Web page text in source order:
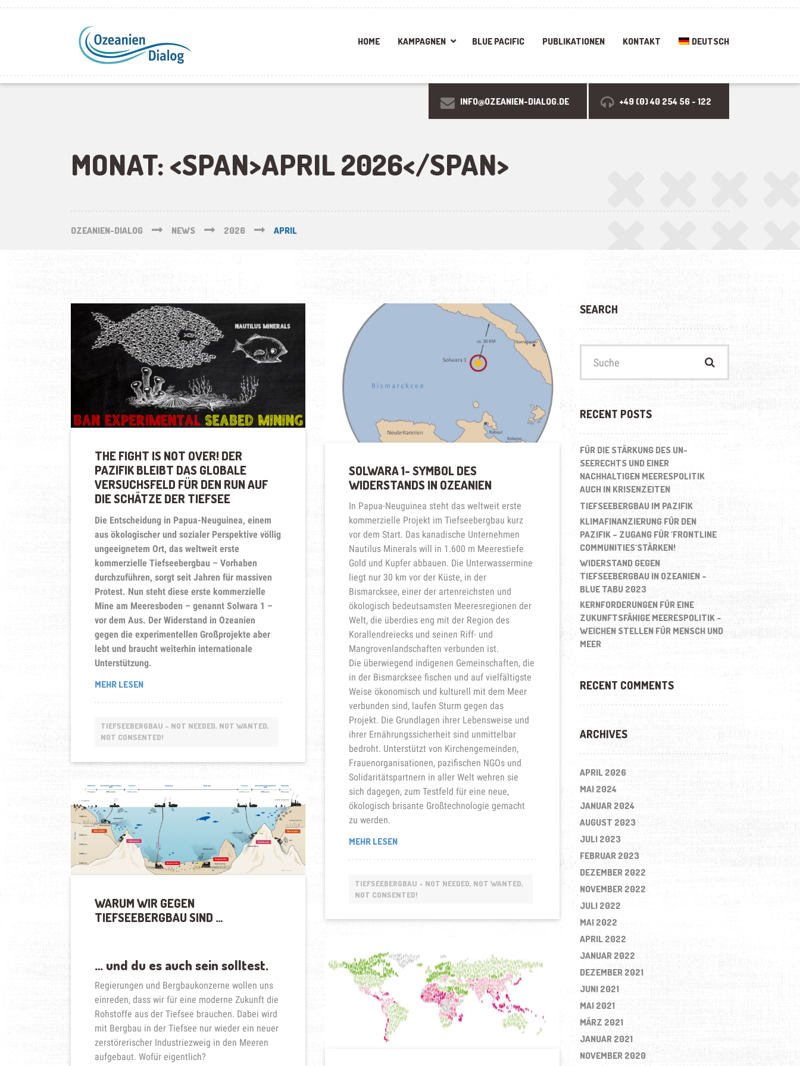
HOME KAMPAGNEN BLUE PACIFIC PUBLIKATIONEN KONTAKT DEUTSCH
INFO@OZEANIEN-DIALOG.DE +49 (0) 40 254 56 - 122
MONAT: <SPAN>APRIL 2026</SPAN>
OZEANIEN-DIALOG NEWS 2026 APRIL
THE FIGHT IS NOT OVER! DER
PAZIFIK BLEIBT DAS GLOBALE
VERSUCHSFELD FÜR DEN RUN AUF
DIE SCHÄTZE DER TIEFSEE
Die Entscheidung in Papua-Neuguinea, einem
aus ökologischer und sozialer Perspektive völlig
ungeeignetem Ort, das weltweit erste
kommerzielle Tiefseebergbau – Vorhaben
durchzuführen, sorgt seit Jahren für massiven
Protest. Nun steht diese erste kommerzielle
Mine am Meeresboden – genannt Solwara 1 –
vor dem Aus. Der Widerstand in Ozeanien
gegen die experimentellen Großprojekte aber
lebt und braucht weiterhin internationale
Unterstützung.
MEHR LESEN„THE
NOT
OVER!
PAZIFIK
BLEIBT
DAS
GLOBALE
VERSUCHSFELD
DEN
RUN
AUF
DER
TIEFSEE“
TIEFSEEBERGBAU - NOT NEEDED, NOT WANTED,
NOT CONSENTED!
SOLWARA 1- SYMBOL DES
WIDERSTANDS IN OZEANIEN
In Papua-Neuguinea steht das weltweit erste
kommerzielle Projekt im Tiefseebergbau kurz
vor dem Start. Das kanadische Unternehmen
Nautilus Minerals will in 1.600 m Meerestiefe
Gold und Kupfer abbauen. Die Unterwassermine
liegt nur 30 km vor der Küste, in der
Bismarcksee, einer der artenreichsten und
ökologisch bedeutsamsten Meeresregionen der
Welt, die überdies eng mit der Region des
Korallendreiecks und seinen Riff- und
Mangrovenlandschaften verbunden ist.
Die überwiegend indigenen Gemeinschaften, die
in der Bismarcksee fischen und auf vielfältigste
Weise ökonomisch und kulturell mit dem Meer
verbunden sind, laufen Sturm gegen das
Projekt. Die Grundlagen ihrer Lebensweise und
ihrer Ernährungssicherheit sind unmittelbar
bedroht. Unterstützt von Kirchengemeinden,
Frauenorganisationen, pazifischen NGOs und
Solidaritätspartnern in aller Welt wehren sie
sich dagegen, zum Testfeld für eine neue,
ökologisch brisante Großtechnologie gemacht
zu werden.
MEHR LESEN„SOLWARA
DES
WIDERSTANDS
OZEANIEN“
TIEFSEEBERGBAU - NOT NEEDED, NOT WANTED,
NOT CONSENTED!
WARUM WIR GEGEN
TIEFSEEBERGBAU SIND …
… und du es auch sein solltest.
Regierungen und Bergbaukonzerne wollen uns
einreden, dass wir für eine moderne Zukunft die
Rohstoffe aus der Tiefsee brauchen. Dabei wird
mit Bergbau in der Tiefsee nur wieder ein neuer
zerstörerischer Industriezweig in den Meeren
aufgebaut. Wofür eigentlich?
SEARCH
nach:
RECENT POSTS
FÜR DIE STÄRKUNG DES UN-
SEERECHTS UND EINER
NACHHALTIGEN MEERESPOLITIK
AUCH IN KRISENZEITEN
TIEFSEEBERGBAU IM PAZIFIK
KLIMAFINANZIERUNG FÜR DEN
PAZIFIK – ZUGANG FÜR ´FRONTLINE
COMMUNITIES´STÄRKEN!
WIDERSTAND GEGEN
TIEFSEEBERGBAU IN OZEANIEN –
BLUE TABU 2023
KERNFORDERUNGEN FÜR EINE
ZUKUNFTSFÄHIGE MEERESPOLITIK –
WEICHEN STELLEN FÜR MENSCH UND
MEER
RECENT COMMENTS
ARCHIVES
APRIL 2026
MAI 2024
JANUAR 2024
AUGUST 2023
JULI 2023
FEBRUAR 2023
DEZEMBER 2022
NOVEMBER 2022
JULI 2022
MAI 2022
APRIL 2022
JANUAR 2022
DEZEMBER 2021
JUNI 2021
MAI 2021
MÄRZ 2021
JANUAR 2021
NOVEMBER 2020